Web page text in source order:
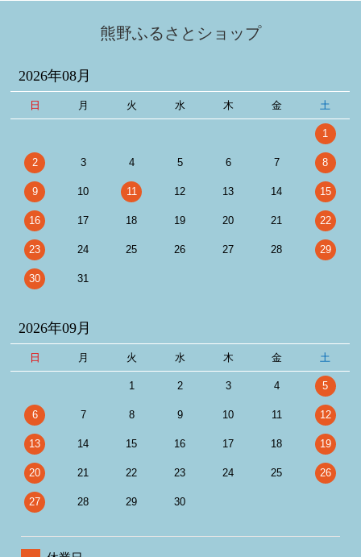
熊野ふるさとショップ
2026年08月
日 月 火 水 木 金 土
1
2 3 4 5 6 7 8
9 10 11 12 13 14 15
16 17 18 19 20 21 22
23 24 25 26 27 28 29
30 31
2026年09月
日 月 火 水 木 金 土
1 2 3 4 5
6 7 8 9 10 11 12
13 14 15 16 17 18 19
20 21 22 23 24 25 26
27 28 29 30